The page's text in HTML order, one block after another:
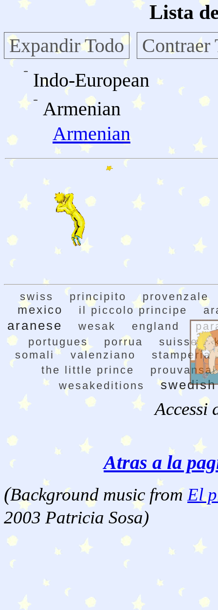
Lista
Expandir Todo
Contraer
Indo-European
Armenian
Armenian
swiss principito provenzale
mexico il piccolo principe
aranese wesak england
portugues
porrua suisse
somali
valenziano
stamperia
the little prince
prouvansal
wesakeditions
swedish
Accessi
Atras a la
(Background music fromEl
2003 Patricia Sosa)